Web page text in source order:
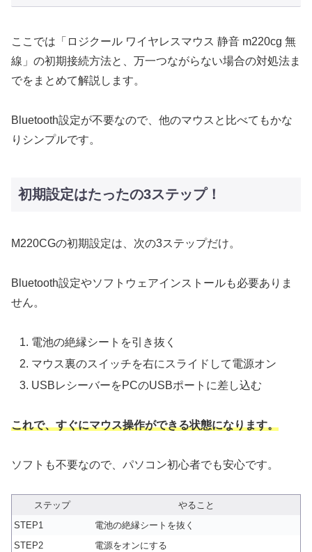
ここでは「ロジクール ワイヤレスマウス 静音 m220cg 無
線」の初期接続方法と、万一つながらない場合の対処法ま
でをまとめて解説します。
Bluetooth設定が不要なので、他のマウスと比べてもかな
りシンプルです。
初期設定はたったの3ステップ！
M220CGの初期設定は、次の3ステップだけ。
Bluetooth設定やソフトウェアインストールも必要ありま
せん。
電池の絶縁シートを引き抜く
マウス裏のスイッチを右にスライドして電源オン
USBレシーバーをPCのUSBポートに差し込む
これで、すぐにマウス操作ができる状態になります。
ソフトも不要なので、パソコン初心者でも安心です。
ステップ
やること
STEP1
電池の絶縁シートを抜く
STEP2
電源をオンにする